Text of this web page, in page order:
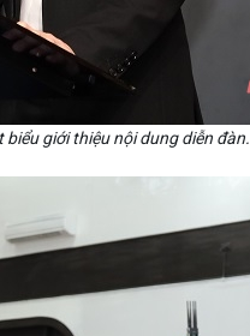
giới thiệu nội dung diễn đàn.